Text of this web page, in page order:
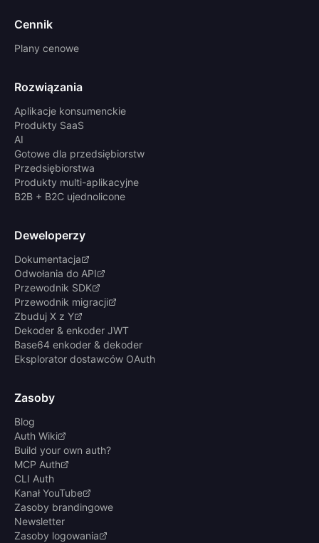
Cennik
Plany cenowe
Rozwiązania
Aplikacje konsumenckie
Produkty SaaS
AI
Gotowe dla przedsiębiorstw
Przedsiębiorstwa
Produkty multi-aplikacyjne
B2B + B2C ujednolicone
Deweloperzy
Dokumentacja
Odwołania do API
Przewodnik SDK
Przewodnik migracji
Zbuduj X z Y
Dekoder & enkoder JWT
Base64 enkoder & dekoder
Eksplorator dostawców OAuth
Zasoby
Blog
Auth Wiki
Build your own auth?
MCP Auth
CLI Auth
Kanał YouTube
Zasoby brandingowe
Newsletter
Zasoby logowania